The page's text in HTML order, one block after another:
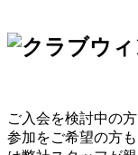
ご入会を検討中の
参加をご希望の方